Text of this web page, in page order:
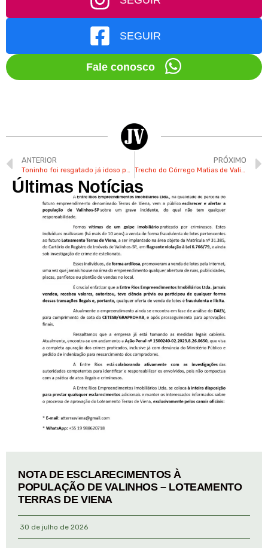
SEGUIR
Fale conosco
ANTERIOR
Toninho foi resgatado já idoso pela valinhense Kelly
PRÓXIMO
Trecho do Córrego Matias de Valinhos é desassoreado para evitar enchentes
Últimas Notícias
NOTA DE ESCLARECIMENTOS À
POPULAÇÃO DE VALINHOS – LOTEAMENTO
TERRAS DE VIENA
30 de julho de 2026